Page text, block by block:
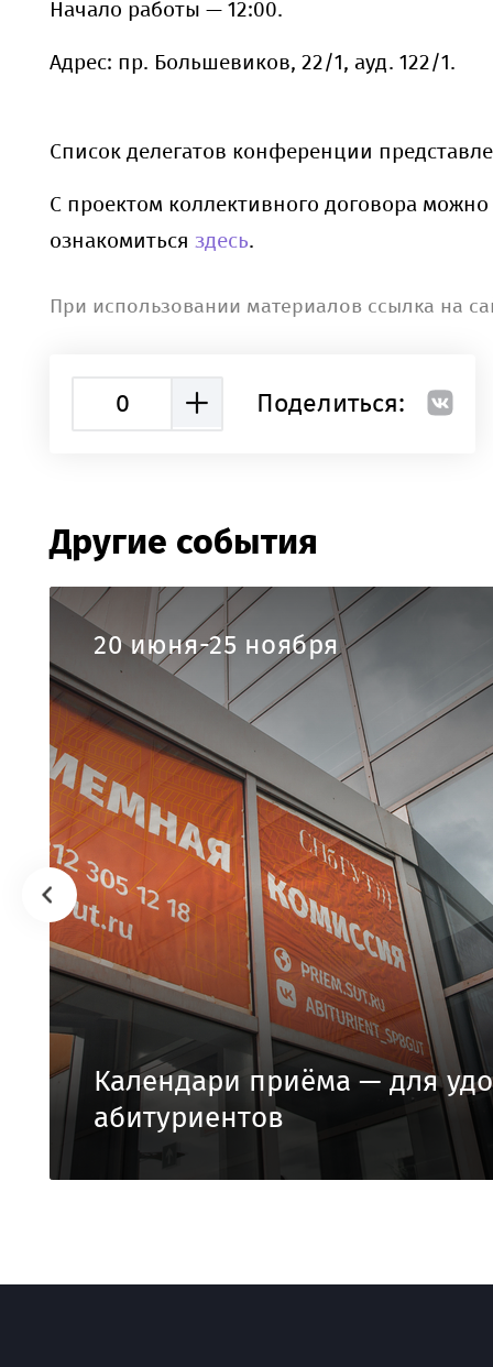
Начало работы — 12:00.
Адрес: пр. Большевиков, 22/1, ауд. 122/1.
Список делегатов конференции
С проектом коллективного договора можно
ознакомиться здесь.
При использовании материалов ссылка на
0 Поделиться:
Другие события
20 июня-25 ноября
Календари приёма — для
абитуриентов